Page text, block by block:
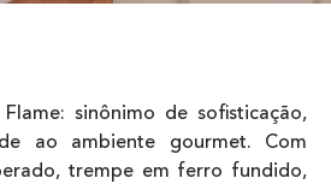
sinônimo de sofisticação,
ao ambiente gourmet. Com
trempe em ferro fundido,